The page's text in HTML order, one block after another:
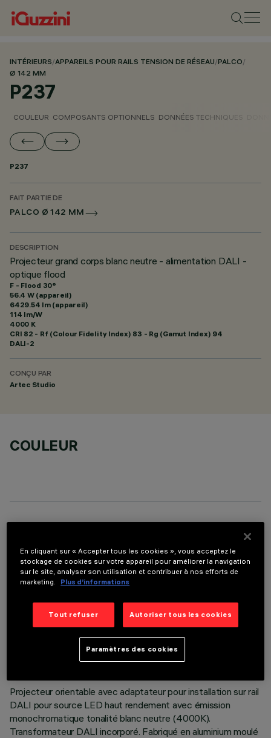
INTÉRIEURS/APPAREILS POUR RAILS TENSION DE RÉSEAU/PALCO/
Ø 142 MM
P237
COULEUR COMPOSANTS OPTIONNELS DONNÉES TECHNIQUES
P237
FAIT PARTIE DE
PALCO Ø 142 MM
DESCRIPTION
Projecteur grand corps blanc neutre - alimentation DALI -
optique flood
F - Flood 30°
56.4 W (appareil)
6429.54 lm (appareil)
114 lm/W
4000 K
CRI 82 - Rf (Colour Fidelity Index) 83 - Rg (Gamut Index) 94
DALI-2
CONÇU PAR
Artec Studio
COULEUR
DONNÉES TECHNIQUES
DERNIÈRE MISE À JOUR: 05/08/2026
Projecteur orientable avec adaptateur pour installation sur rail
DALI pour source LED haut rendement avec émission
monochromatique tonalité blanc neutre (4000K).
Transformateur DALI incorporé. Fabriqué en aluminium moulé
En cliquant sur « Accepter tous les cookies », vous acceptez le
stockage de cookies sur votre appareil pour améliorer la navigation
sur le site, analyser son utilisation et contribuer à nos efforts de
marketing.
Plus d’informations
Tout refuser Autoriser tous les cookies
Paramètres des cookies